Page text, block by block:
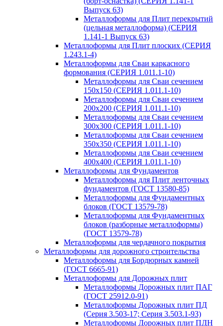
Выпуск 63)
Металлоформы для Плит перекрытий
(цельная металлоформа) (СЕРИЯ
1.141-1 Выпуск 63)
Металлоформы для Плит плоских (СЕРИЯ
1.243.1-4)
Металлоформы для Сваи каркасного
формования (СЕРИЯ 1.011.1-10)
Металлоформы для Сваи сечением
150х150 (СЕРИЯ 1.011.1-10)
Металлоформы для Сваи сечением
200х200 (СЕРИЯ 1.011.1-10)
Металлоформы для Сваи сечением
300х300 (СЕРИЯ 1.011.1-10)
Металлоформы для Сваи сечением
350х350 (СЕРИЯ 1.011.1-10)
Металлоформы для Сваи сечением
400х400 (СЕРИЯ 1.011.1-10)
Металлоформы для Фундаментов
Металлоформы для Плит ленточных
фундаментов (ГОСТ 13580-85)
Металлоформы для Фундаментных
блоков (ГОСТ 13579-78)
Металлоформы для Фундаментных
блоков (разборные металлоформы)
(ГОСТ 13579-78)
Металлоформы для чердачного покрытия
Металлоформы для дорожного строительства
Металлоформы для Бордюрных камней
(ГОСТ 6665-91)
Металлоформы для Дорожных плит
Металлоформы Дорожных плит ПАГ
(ГОСТ 25912.0-91)
Металлоформы Дорожных плит ПД
(Серия 3.503-17; Серия 3.503.1-93)
Металлоформы Дорожных плит ПДН